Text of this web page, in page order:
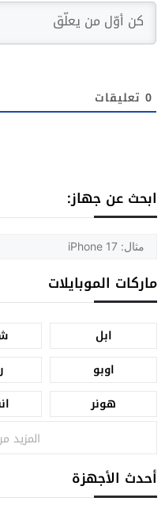
0 تعليقات
ابحث عن جهاز:
ماركات الموبايلات
ابل
اوبو
هونر
المزيد
أحدث الأجهزة